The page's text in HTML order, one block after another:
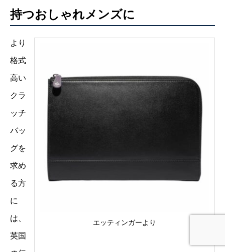
持つおしゃれメンズに
エッティンガーより
より
格式
高い
クラ
ッチ
バッ
グを
求め
る方
に
は、
英国